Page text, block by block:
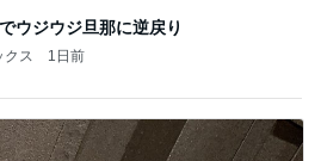
ウジウジ旦那に逆戻り
ス 1日前